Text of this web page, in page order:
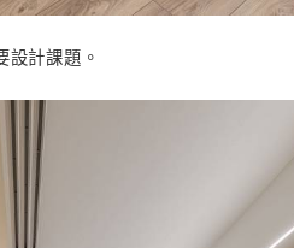
造可開可合的多功能場域